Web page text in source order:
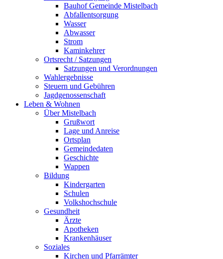
Bauhof Gemeinde Mistelbach
Abfallentsorgung
Wasser
Abwasser
Strom
Kaminkehrer
Ortsrecht / Satzungen
Satzungen und Verordnungen
Wahlergebnisse
Steuern und Gebühren
Jagdgenossenschaft
Leben & Wohnen
Über Mistelbach
Grußwort
Lage und Anreise
Ortsplan
Gemeindedaten
Geschichte
Wappen
Bildung
Kindergarten
Schulen
Volkshochschule
Gesundheit
Ärzte
Apotheken
Krankenhäuser
Soziales
Kirchen und Pfarrämter